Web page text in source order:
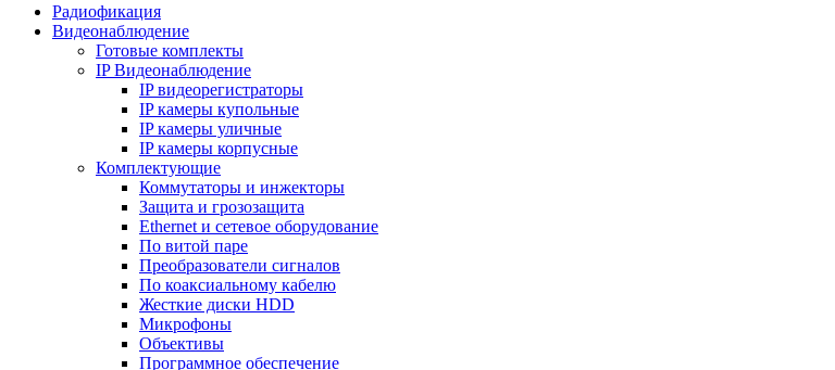
Радиофикация
Видеонаблюдение
Готовые комплекты
IP Видеонаблюдение
IP видеорегистраторы
IP камеры купольные
IP камеры уличные
IP камеры корпусные
Комплектующие
Коммутаторы и инжекторы
Защита и грозозащита
Ethernet и сетевое оборудование
По витой паре
Преобразователи сигналов
По коаксиальному кабелю
Жесткие диски HDD
Микрофоны
Объективы
Программное обеспечение